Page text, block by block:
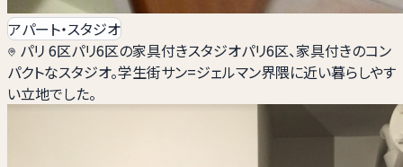
アパート・スタジオ
パリ 6区パリ6区の家具付きスタジオパリ6区、家具付きのコン
パクトなスタジオ。学生街サン=ジェルマン界隈に近い暮らしやす
い立地でした。